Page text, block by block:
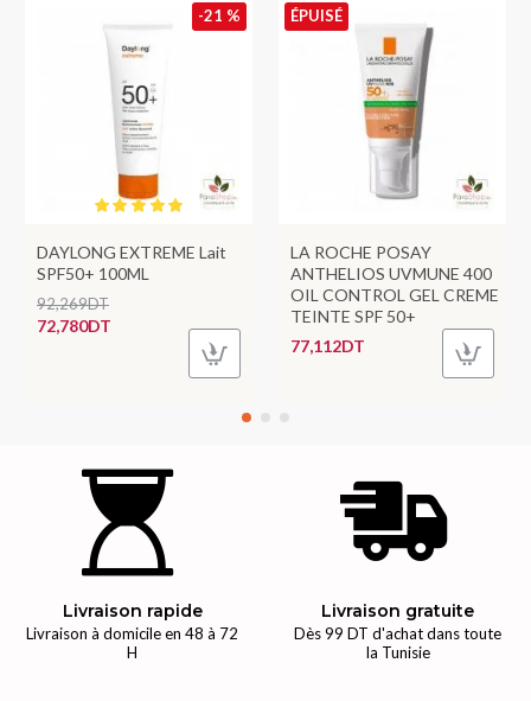
-21 %
DAYLONG EXTREME Lait
SPF50+ 100ML
72,780DT
92,269DT
ÉPUISÉ
LA ROCHE POSAY
ANTHELIOS UVMUNE 400
OIL CONTROL GEL CREME
TEINTE SPF 50+
77,112DT
Livraison rapide
Livraison à domicile en 48 à 72
H
Livraison gratuite
Dès 99 DT d'achat dans toute
la Tunisie